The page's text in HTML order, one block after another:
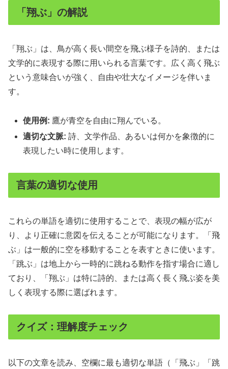
「翔ぶ」の解説
「翔ぶ」は、鳥が高く長い間空を飛ぶ様子を詩的、または
文学的に表現する際に用いられる言葉です。広く高く飛ぶ
という意味合いが強く、自由や壮大なイメージを伴いま
す。
使用例: 鷹が青空を自由に翔んでいる。
適切な文脈: 詩、文学作品、あるいは何かを象徴的に
表現したい時に使用します。
言葉の適切な使用
これらの単語を適切に使用することで、表現の幅が広が
り、より正確に意図を伝えることが可能になります。「飛
ぶ」は一般的に空を移動することを表すときに使います。
「跳ぶ」は地上から一時的に跳ねる動作を指す場合に適し
ており、「翔ぶ」は特に詩的、または高く長く飛ぶ姿を美
しく表現する際に選ばれます。
クイズ：理解度チェック
以下の文章を読み、空欄に最も適切な単語（「飛ぶ」「跳